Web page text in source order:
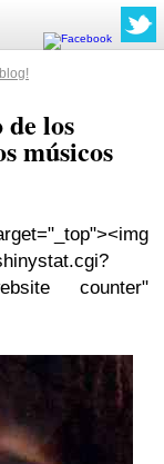
los
músicos
counter"